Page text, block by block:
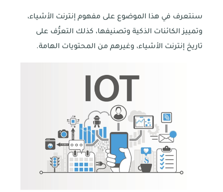
سنتعرف في هذا الموضوع على مفهوم إنترنت الأشياء،
وتمييز الكائنات الذكية وتصنيفها، كذلك التعرُّف على
تاريخ إنترنت الأشياء، وغيرهم من المحتويات الهامة.